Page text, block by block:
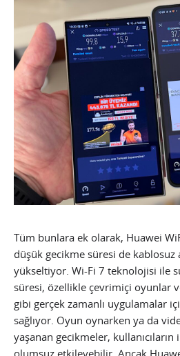
Tüm bunlara ek olarak, Huawei
düşük gecikme süresi de kablosuz
yükseltiyor. Wi-Fi 7 teknolojisi ile
süresi, özellikle çevrimiçi oyunlar
gibi gerçek zamanlı uygulamalar
sağlıyor. Oyun oynarken ya da
yaşanan gecikmeler,